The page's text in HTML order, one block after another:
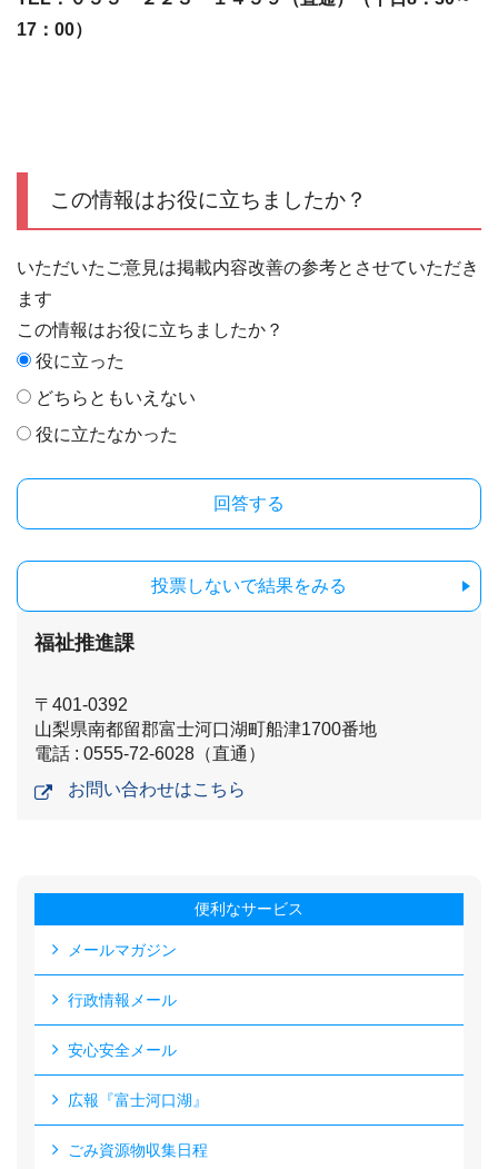
17：00）
この情報はお役に立ちましたか？
いただいたご意見は掲載内容改善の参考とさせていただき
ます
この情報はお役に立ちましたか？
役に立った
どちらともいえない
役に立たなかった
投票しないで結果をみる
福祉推進課
〒401-0392
山梨県南都留郡富士河口湖町船津1700番地
電話 : 0555-72-6028（直通）
お問い合わせはこちら
便利なサービス
メールマガジン
行政情報メール
安心安全メール
広報『富士河口湖』
ごみ資源物収集日程